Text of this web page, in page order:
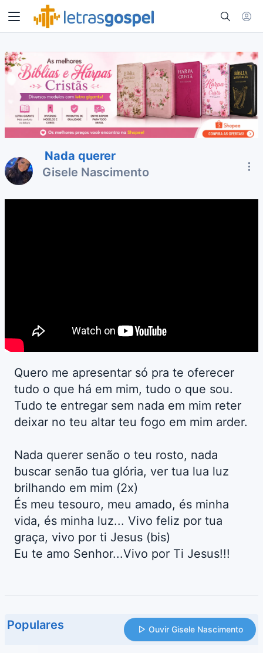
Nada querer
Gisele Nascimento
Quero me apresentar só pra te oferecer
tudo o que há em mim, tudo o que sou.
Tudo te entregar sem nada em mim reter
deixar no teu altar teu fogo em mim arder.
Nada querer senão o teu rosto, nada
buscar senão tua glória, ver tua lua luz
brilhando em mim (2x)
És meu tesouro, meu amado, és minha
vida, és minha luz... Vivo feliz por tua
graça, vivo por ti Jesus (bis)
Eu te amo Senhor...Vivo por Ti Jesus!!!
Populares Ouvir Gisele Nascimento